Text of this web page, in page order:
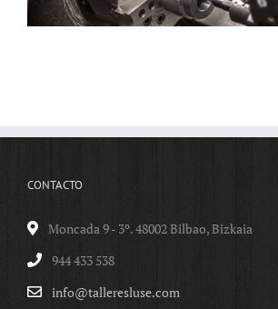
CONTACTO
Moncada 9 - 3º. 48002 Bilbao, Bizkaia
944 433 538
info@talleresluse.com